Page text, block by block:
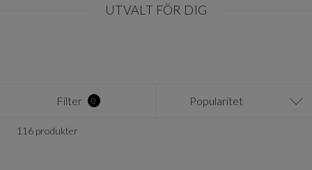
UTVALT FÖR DIG
Filter 0 Popularitet
116 produkter